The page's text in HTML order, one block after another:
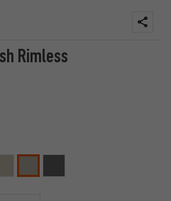
Rimless